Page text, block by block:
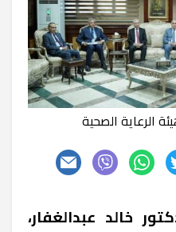
الرعاية الصحية
خالد عبدالغفار،